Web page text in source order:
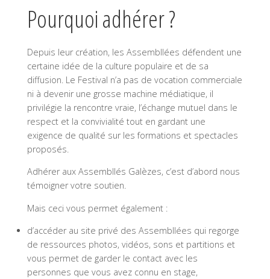
Pourquoi adhérer ?
Depuis leur création, les Assembllées défendent une
certaine idée de la culture populaire et de sa
diffusion. Le Festival n’a pas de vocation commerciale
ni à devenir une grosse machine médiatique, il
privilégie la rencontre vraie, l’échange mutuel dans le
respect et la convivialité tout en gardant une
exigence de qualité sur les formations et spectacles
proposés.
Adhérer aux Assembllés Galèzes, c’est d’abord nous
témoigner votre soutien.
Mais ceci vous permet également :
d’accéder au site privé des Assembllées qui regorge
de ressources photos, vidéos, sons et partitions et
vous permet de garder le contact avec les
personnes que vous avez connu en stage,